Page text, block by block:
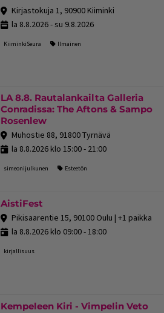
Kirjastokuja 1, 90900 Kiiminki
la 8.8.2026 - su 9.8.2026
KiiminkiSeura Ilmainen
LA 8.8. Rautalankailta Galleria
Conradissa: The Aftons & Sampo
Rosenlew
Muhostie 88, 91800 Tyrnävä
la 8.8.2026 klo 15:00 - 21:00
simeonijulkunen Esteetön
AistiFest
Pikisaarentie 15, 90100 Oulu | +1 paikka
la 8.8.2026 klo 09:00 - 18:00
kirjallisuus
Kempeleen Kiri - Vimpelin Veto